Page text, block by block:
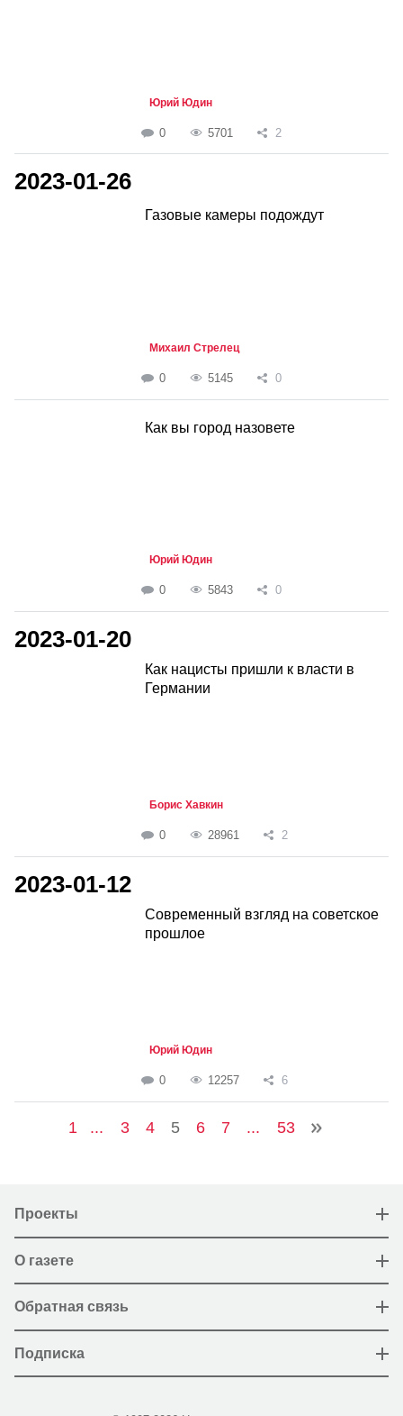
Юрий Юдин
0 5701 2
2023-01-26
Газовые камеры подождут
Михаил Стрелец
0 5145 0
Как вы город назовете
Юрий Юдин
0 5843 0
2023-01-20
Как нацисты пришли к власти в
Германии
Борис Хавкин
0 28961 2
2023-01-12
Современный взгляд на советское
прошлое
Юрий Юдин
0 12257 6
1 ... 3 4 5 6 7 ... 53
Проекты
О газете
Обратная связь
Подписка